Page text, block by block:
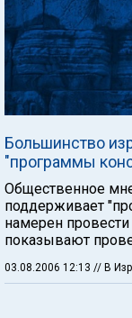
Большинство
"программы
Общественное
поддерживает
намерен
показывают
03.08.2006 12:13 // В